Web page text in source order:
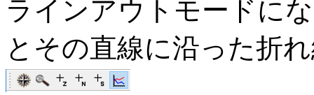
ラインアウトモードに
とその直線に沿った折